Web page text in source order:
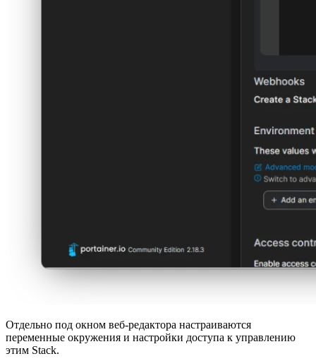
Отдельно под окном веб-редактора настраиваются
переменные окружения и настройки доступа к управлению
этим Stack.